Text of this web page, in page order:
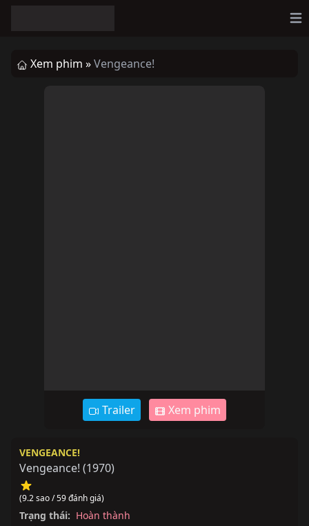
Xem phim »Vengeance!
Trailer Xem phim
VENGEANCE!
Vengeance! (1970)
(9.2 sao / 59 đánh giá)
Trạng thái: Hoàn thành